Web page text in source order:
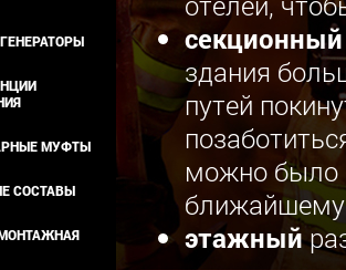
секционный
здания
путей
можно было
этажный
МУФТЫ
СОСТАВЫ